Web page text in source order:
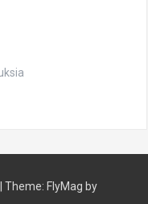
Theme: FlyMag by